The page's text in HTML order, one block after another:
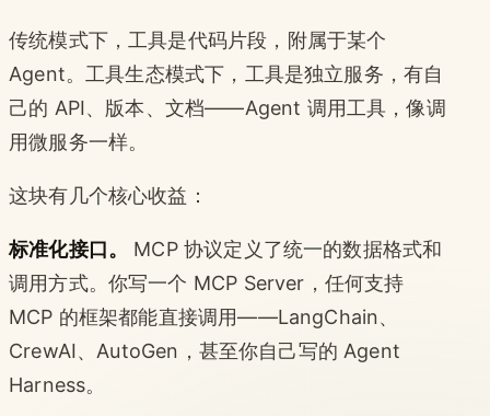
传统模式下，工具是代码片段，附属于某个
Agent。工具生态模式下，工具是独立服务，有自
己的 API、版本、文档——Agent 调用工具，像调
用微服务一样。
这块有几个核心收益：
标准化接口。
MCP 协议定义了统一的数据格式和
调用方式。你写一个 MCP Server，任何支持
MCP 的框架都能直接调用——LangChain、
CrewAI、AutoGen，甚至你自己写的 Agent
Harness。